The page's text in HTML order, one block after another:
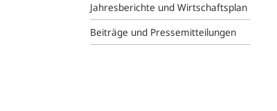
Jahresberichte und Wirtschaftsplan
Beiträge und Pressemitteilungen